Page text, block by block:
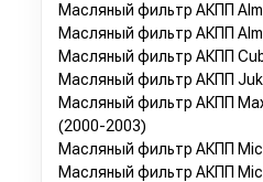
Масляный фильтр АКПП
Масляный фильтр АКПП
Масляный фильтр АКПП
Масляный фильтр АКПП
Масляный фильтр АКПП
(2000-2003)
Масляный фильтр АКПП
Масляный фильтр АКПП